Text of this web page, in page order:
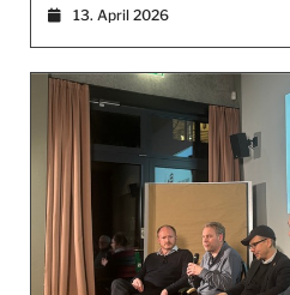
13. April 2026